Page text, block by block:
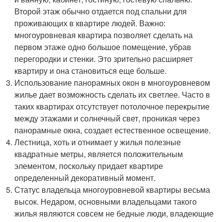
Второй этаж обычно отдается под спальни для
проживающих в квартире людей. Важно:
многоуровневая квартира позволяет сделать на
первом этаже одно большое помещение, убрав
перегородки и стенки. Это зрительно расширяет
квартиру и она становиться еще больше.
Использование панорамных окон в многоуровневом
жилье дает возможность сделать их светлее. Часто в
таких квартирах отсутствует потолочное перекрытие
между этажами и солнечный свет, проникая через
панорамные окна, создает естественное освещение.
Лестница, хоть и отнимает у жилья полезные
квадратные метры, является положительным
элементом, поскольку придает квартире
определенный декоративный момент.
Статус владельца многоуровневой квартиры весьма
высок. Недаром, основными владельцами такого
жилья являются совсем не бедные люди, владеющие